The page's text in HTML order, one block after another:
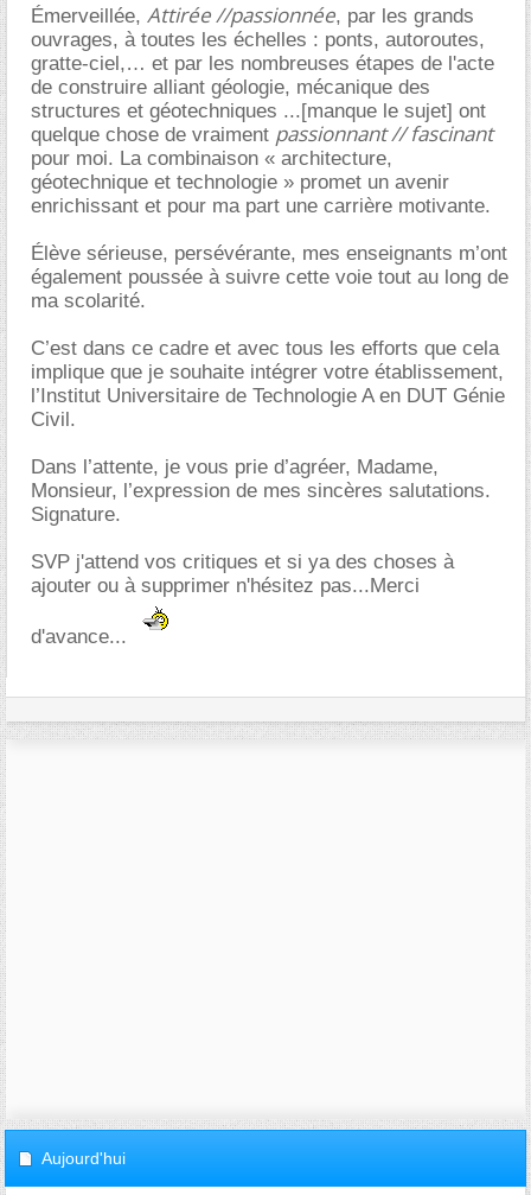
Émerveillée, Attirée //passionnée, par les grands
ouvrages, à toutes les échelles : ponts, autoroutes,
gratte-ciel,… et par les nombreuses étapes de l'acte
de construire alliant géologie, mécanique des
structures et géotechniques ...[manque le sujet] ont
quelque chose de vraiment passionnant // fascinant
pour moi. La combinaison « architecture,
géotechnique et technologie » promet un avenir
enrichissant et pour ma part une carrière motivante.
Élève sérieuse, persévérante, mes enseignants m’ont
également poussée à suivre cette voie tout au long de
ma scolarité.
C’est dans ce cadre et avec tous les efforts que cela
implique que je souhaite intégrer votre établissement,
l’Institut Universitaire de Technologie A en DUT Génie
Civil.
Dans l’attente, je vous prie d’agréer, Madame,
Monsieur, l’expression de mes sincères salutations.
Signature.
SVP j'attend vos critiques et si ya des choses à
ajouter ou à supprimer n'hésitez pas...Merci
d'avance...
Aujourd'hui